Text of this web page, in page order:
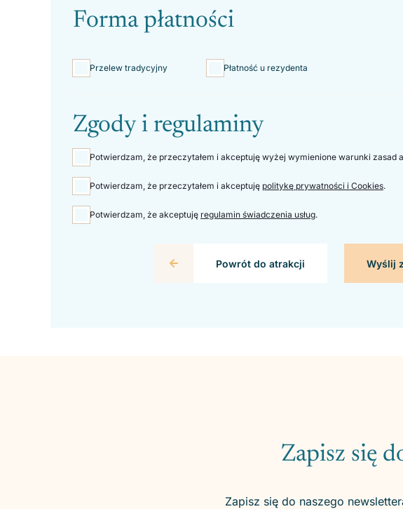
Forma płatności
Przelew tradycyjny Płatność u rezydenta
Zgody i regulaminy
Potwierdzam, że przeczytałem i akceptuję wyżej wymienione warunki zasad
Potwierdzam, że przeczytałem i akceptuję politykę prywatności i Cookies.
Potwierdzam, że akceptuję regulamin świadczenia usług.
Powrót do atrakcji
Zapisz się
Zapisz się do naszego